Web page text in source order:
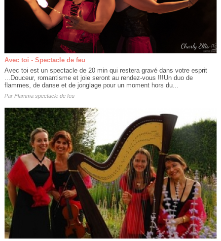
Avec toi - Spectacle de feu
Avec toi est un spectacle de 20 min qui restera gravé dans votre esprit
...Douceur, romantisme et joie seront au rendez-vous !!!Un duo de
flammes, de danse et de jonglage pour un moment hors du...
Par Flamma spectacle de feu